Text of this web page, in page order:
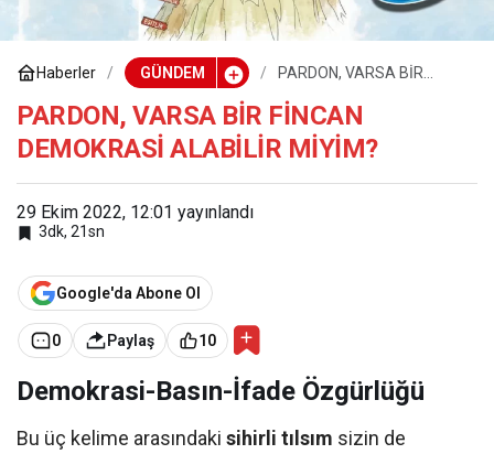
Haberler GÜNDEM
PARDON, VARSA BİR
ALABİLİR MİYİM?
PARDON, VARSA BİR FİNCAN
DEMOKRASİ ALABİLİR MİYİM?
29 Ekim 2022, 12:01 yayınlandı
3dk, 21sn
Google'da Abone Ol
0 Paylaş 10
Demokrasi-Basın-İfade Özgürlüğü
Bu üç kelime arasındakisihirli tılsım sizin de